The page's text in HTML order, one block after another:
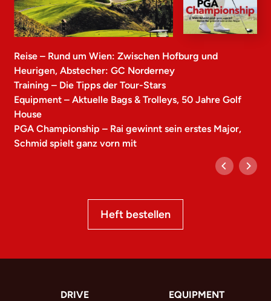
Reise – Rund um Wien: Zwischen Hofburg und
Heurigen, Abstecher: GC Norderney
Training – Die Tipps der Tour-Stars
Equipment – Aktuelle Bags & Trolleys, 50 Jahre Golf
House
PGA Championship – Rai gewinnt sein erstes Major,
Schmid spielt ganz vorn mit
Heft bestellen
DRIVE EQUIPMENT